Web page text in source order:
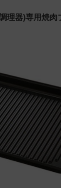
理器)専用焼肉